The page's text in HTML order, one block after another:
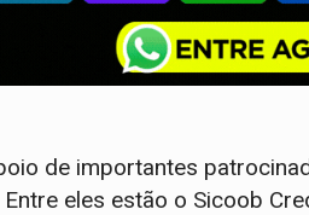
de importantes
eles estão o Sicoob